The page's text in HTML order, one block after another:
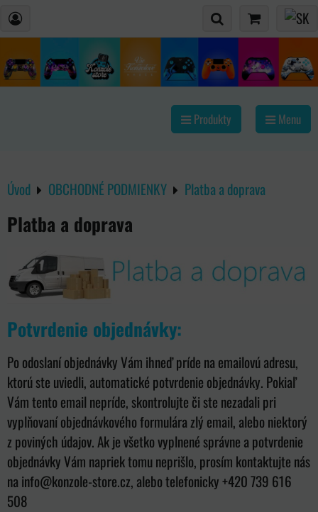
Produkty Menu
Úvod OBCHODNÉ PODMIENKY Platba a doprava
Platba a doprava
Potvrdenie objednávky:
Po odoslaní objednávky Vám ihneď príde na emailovú adresu,
ktorú ste uviedli, automatické potvrdenie objednávky. Pokiaľ
Vám tento email nepríde, skontrolujte či ste nezadali pri
vyplňovaní objednávkového formulára zlý email, alebo niektorý
z poviných údajov. Ak je všetko vyplnené správne a potvrdenie
objednávky Vám napriek tomu neprišlo, prosím kontaktujte nás
na info@konzole-store.cz, alebo telefonicky +420 739 616
508